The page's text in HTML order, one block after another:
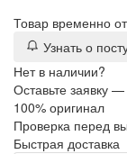
Товар временно
Узнать о
Нет в наличии?
Оставьте заявку
100% оригинал
Проверка перед
Быстрая доставка